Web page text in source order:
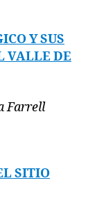
Y SUS
VALLE DE
Farrell
SITIO